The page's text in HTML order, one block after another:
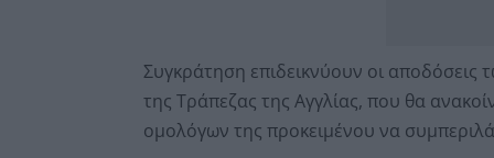
Συγκράτηση επιδεικνύουν οι αποδόσεις
της Τράπεζας της Αγγλίας, που θα
ομολόγων της προκειμένου να